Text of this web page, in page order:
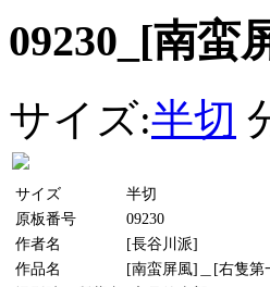
09230_[南蛮
サイズ:半切
サイズ
半切
原板番号
09230
作者名
[長谷川派]
作品名
[南蛮屏風]＿[右隻第